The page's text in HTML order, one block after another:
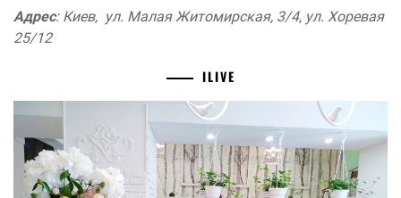
Адрес: Киев, ул. Малая Житомирская, 3/4, ул. Хоревая
25/12
ILIVE